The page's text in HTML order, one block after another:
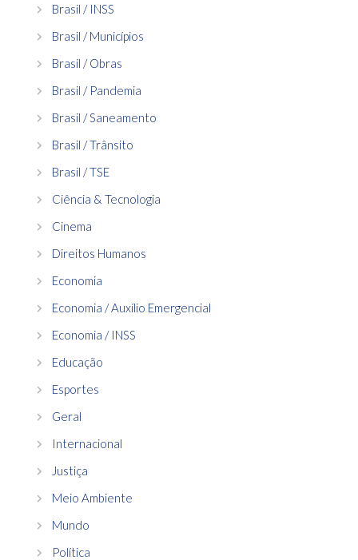
Brasil / INSS
Brasil / Municípios
Brasil / Obras
Brasil / Pandemia
Brasil / Saneamento
Brasil / Trânsito
Brasil / TSE
Ciência & Tecnologia
Cinema
Direitos Humanos
Economia
Economia / Auxílio Emergencial
Economia / INSS
Educação
Esportes
Geral
Internacional
Justiça
Meio Ambiente
Mundo
Política